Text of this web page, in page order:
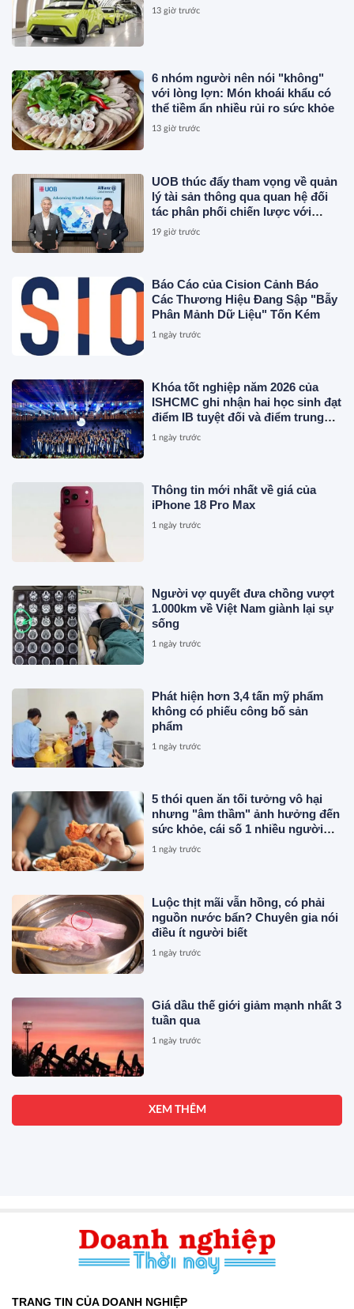
13 giờ trước
6 nhóm người nên nói "không"
với lòng lợn: Món khoái khẩu có
thể tiềm ẩn nhiều rủi ro sức khỏe
13 giờ trước
UOB thúc đẩy tham vọng về quản
lý tài sản thông qua quan hệ đối
tác phân phối chiến lược với
Allianz Global Investors
19 giờ trước
Báo Cáo của Cision Cảnh Báo
Các Thương Hiệu Đang Sập "Bẫy
Phân Mảnh Dữ Liệu" Tốn Kém
1 ngày trước
Khóa tốt nghiệp năm 2026 của
ISHCMC ghi nhận hai học sinh đạt
điểm IB tuyệt đối và điểm trung
bình toàn khóa đạt 34,5
1 ngày trước
Thông tin mới nhất về giá của
iPhone 18 Pro Max
1 ngày trước
Người vợ quyết đưa chồng vượt
1.000km về Việt Nam giành lại sự
sống
1 ngày trước
Phát hiện hơn 3,4 tấn mỹ phẩm
không có phiếu công bố sản
phẩm
1 ngày trước
5 thói quen ăn tối tưởng vô hại
nhưng "âm thầm" ảnh hưởng đến
sức khỏe, cái số 1 nhiều người
vẫn mắc
1 ngày trước
Luộc thịt mãi vẫn hồng, có phải
nguồn nước bẩn? Chuyên gia nói
điều ít người biết
1 ngày trước
Giá dầu thế giới giảm mạnh nhất 3
tuần qua
1 ngày trước
XEM THÊM
TRANG TIN CỦA DOANH NGHIỆP